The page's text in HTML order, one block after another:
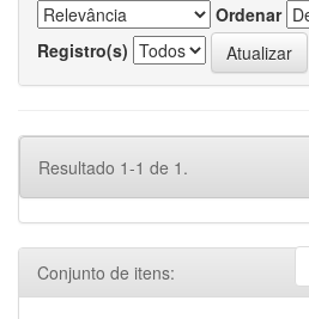
Ordenar
Registro(s)
Resultado 1-1 de 1.
Conjunto de itens: